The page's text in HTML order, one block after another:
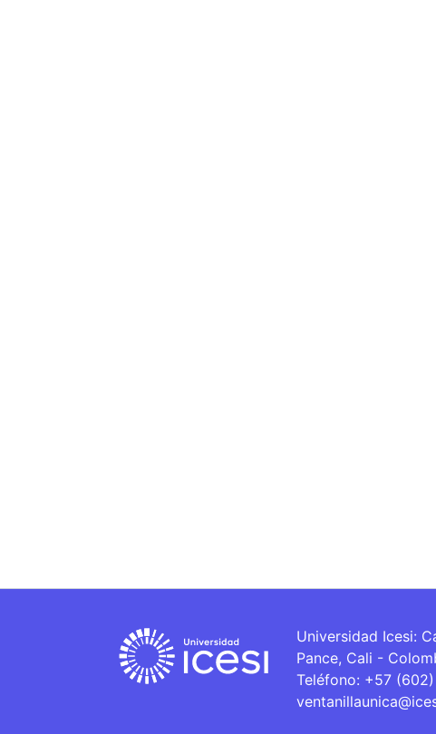
Universidad Icesi:
Pance, Cali -
Teléfono: +57